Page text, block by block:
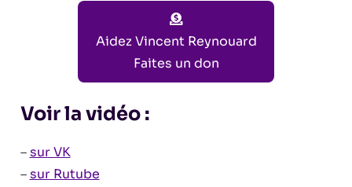
Aidez Vincent Reynouard
Faites un don
Voir la vidéo :
–sur VK
–sur Rutube